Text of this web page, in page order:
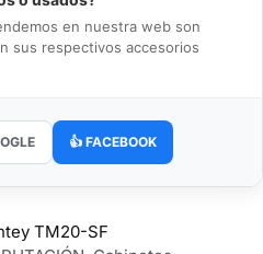
en nuestra web son
sus respectivos accesorios
👍 FACEBOOK
TM20-SF